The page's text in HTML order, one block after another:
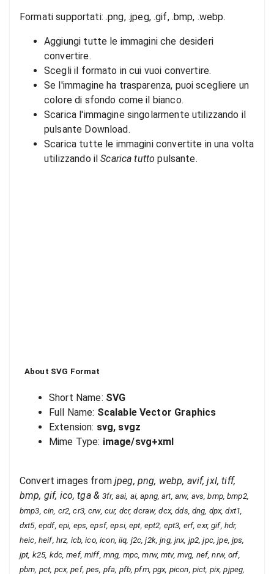
Formati supportati: .png, .jpeg, .gif, .bmp, .webp.
Aggiungi tutte le immagini che desideri
convertire.
Scegli il formato in cui vuoi convertire.
Se l'immagine ha trasparenza, puoi scegliere un
colore di sfondo come il bianco.
Scarica l'immagine singolarmente utilizzando il
pulsante Download.
Scarica tutte le immagini convertite in una volta
utilizzando il Scarica tutto pulsante.
About SVG Format
Short Name: SVG
Full Name: Scalable Vector Graphics
Extension: svg, svgz
Mime Type: image/svg+xml
Convert images fromjpeg, png, webp, avif, jxl, tiff,
bmp, gif, ico, tga&3fr, aai, ai, apng, art, arw, avs, bmp, bmp2,
bmp3, cin, cr2, cr3, crw, cur, dcr, dcraw, dcx, dds, dng, dpx, dxt1,
dxt5, epdf, epi, eps, epsf, epsi, ept, ept2, ept3, erf, exr, gif, hdr,
heic, heif, hrz, icb, ico, icon, iiq, j2c, j2k, jng, jnx, jp2, jpc, jpe, jps,
jpt, k25, kdc, mef, miff, mng, mpc, mrw, mtv, mvg, nef, nrw, orf,
pbm, pct, pcx, pef, pes, pfa, pfb, pfm, pgx, picon, pict, pix, pjpeg,